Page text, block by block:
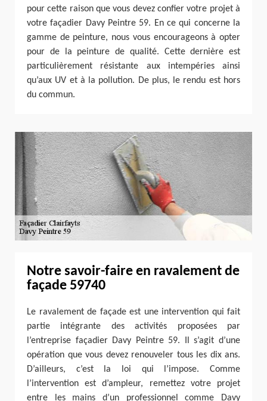
pour cette raison que vous devez confier votre projet à
votre façadier Davy Peintre 59. En ce qui concerne la
gamme de peinture, nous vous encourageons à opter
pour de la peinture de qualité. Cette dernière est
particulièrement résistante aux intempéries ainsi
qu’aux UV et à la pollution. De plus, le rendu est hors
du commun.
Notre savoir-faire en ravalement de
façade 59740
Le ravalement de façade est une intervention qui fait
partie intégrante des activités proposées par
l’entreprise façadier Davy Peintre 59. Il s’agit d’une
opération que vous devez renouveler tous les dix ans.
D’ailleurs, c’est la loi qui l’impose. Comme
l’intervention est d’ampleur, remettez votre projet
entre les mains d’un professionnel comme Davy